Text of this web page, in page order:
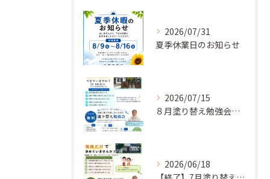
2026/07/31
夏季休業日のお知らせ
2026/07/15
８月塗り替え勉強会開催のお知らせ
2026/06/18